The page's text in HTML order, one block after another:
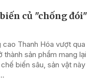
củ "chống đói"
Thanh Hóa vượt qua
sản phẩm mang lại
biến sâu, sản vật này